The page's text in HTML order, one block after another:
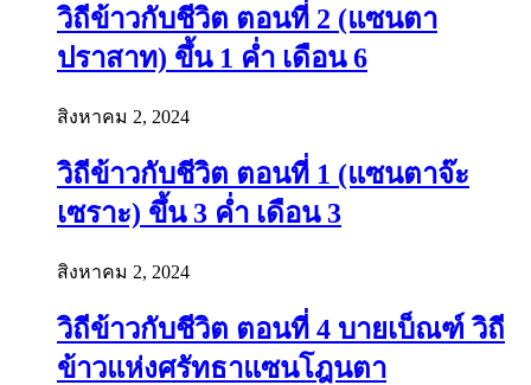
วิถีข้าวกับชีวิต ตอนที่ 2 (แซนตา
ปราสาท) ขึ้น 1 ค่ำ เดือน 6
สิงหาคม 2, 2024
วิถีข้าวกับชีวิต ตอนที่ 1 (แซนตาจ๊ะ
เซราะ) ขึ้น 3 ค่ำ เดือน 3
สิงหาคม 2, 2024
วิถีข้าวกับชีวิต ตอนที่ 4 บายเบ็ณฑ์ วิถี
ข้าวแห่งศรัทธาแซนโฎนตา